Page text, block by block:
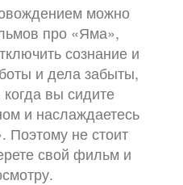
можно
про «Яма»,
сознание и
и дела забыты,
вы сидите
и наслаждаетесь
не стоит
свой фильм и